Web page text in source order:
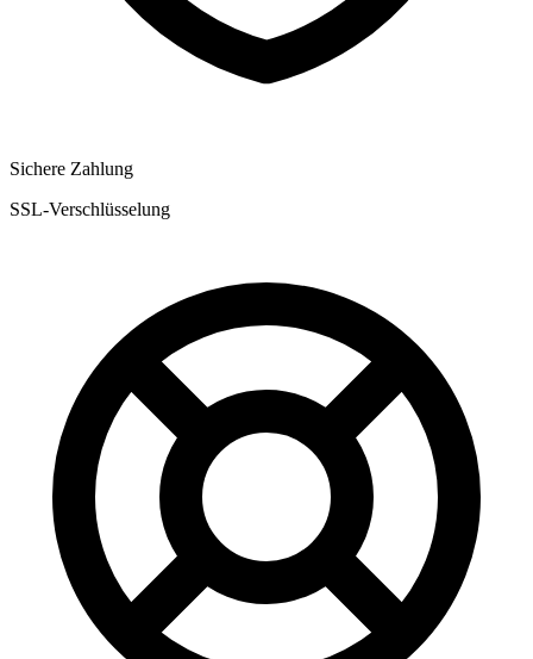
Sichere Zahlung
SSL-Verschlüsselung